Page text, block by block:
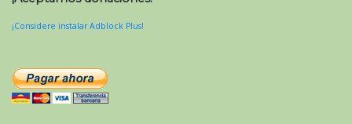
¡Considere instalar Adblock Plus!